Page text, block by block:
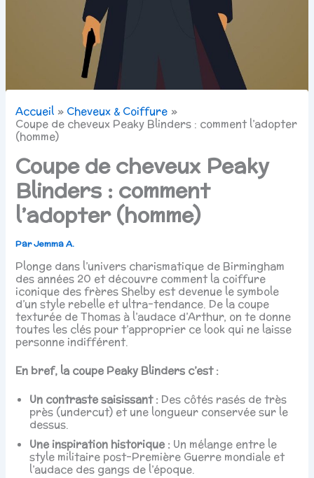
Accueil
Cheveux & Coiffure
Coupe de cheveux Peaky Blinders : comment l’adopter
(homme)
Coupe de cheveux Peaky
Blinders : comment
l’adopter (homme)
ParJemma A.
Plonge dans l’univers charismatique de Birmingham
des années 20 et découvre comment la coiffure
iconique des frères Shelby est devenue le symbole
d’un style rebelle et ultra-tendance. De la coupe
texturée de Thomas à l’audace d’Arthur, on te donne
toutes les clés pour t’approprier ce look qui ne laisse
personne indifférent.
En bref, la coupe Peaky Blinders c’est :
Un contraste saisissant : Des côtés rasés de très
près (undercut) et une longueur conservée sur le
dessus.
Une inspiration historique : Un mélange entre le
style militaire post-Première Guerre mondiale et
l’audace des gangs de l’époque.